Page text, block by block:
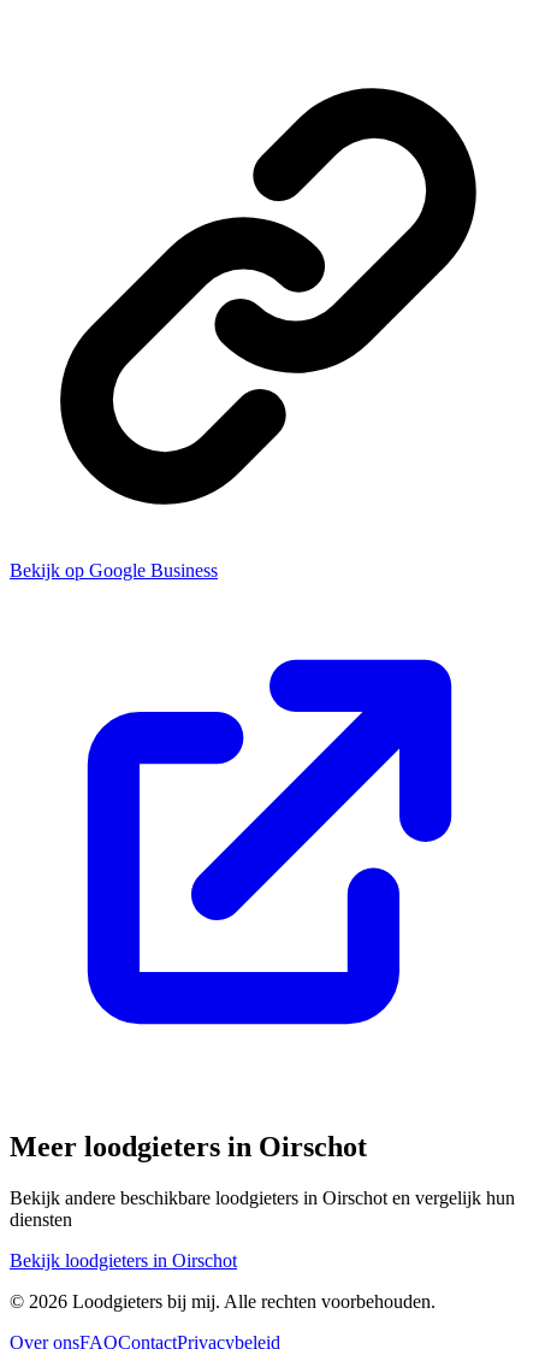
Bekijk op Google Business
Meer loodgieters in Oirschot
Bekijk andere beschikbare loodgieters in Oirschot en vergelijk hun
diensten
Bekijk loodgieters in Oirschot
© 2026 Loodgieters bij mij. Alle rechten voorbehouden.
Over onsFAQContactPrivacybeleid